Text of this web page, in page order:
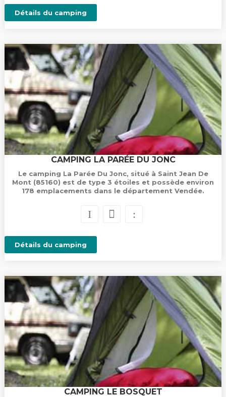
Détails du camping
CAMPING LA PARÉE DU JONC
Le camping La Parée Du Jonc, situé à Saint Jean De
Mont (85160) est de type 3 étoiles et possède environ
178 emplacements dans le département Vendée.
Détails du camping
CAMPING LE BOSQUET